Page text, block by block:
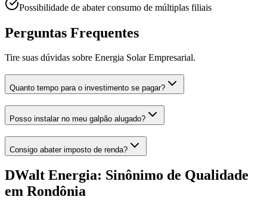
Possibilidade de abater consumo de múltiplas filiais
Perguntas Frequentes
Tire suas dúvidas sobre Energia Solar Empresarial.
Quanto tempo para o investimento se pagar?
Posso instalar no meu galpão alugado?
Consigo abater imposto de renda?
DWalt Energia: Sinônimo de Qualidade
em Rondônia